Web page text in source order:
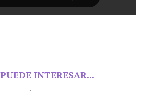
INTERESAR...